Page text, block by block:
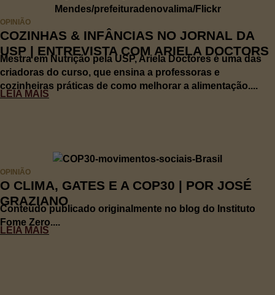
OPINIÃO
COZINHAS & INFÂNCIAS NO JORNAL DA
USP | ENTREVISTA COM ARIELA DOCTORS
Mestra em Nutrição pela USP, Ariela Doctores é uma das
criadoras do curso, que ensina a professoras e
cozinheiras práticas de como melhorar a alimentação....
LEIA MAIS
OPINIÃO
O CLIMA, GATES E A COP30 | POR JOSÉ
GRAZIANO
Conteúdo publicado originalmente no blog do Instituto
Fome Zero....
LEIA MAIS